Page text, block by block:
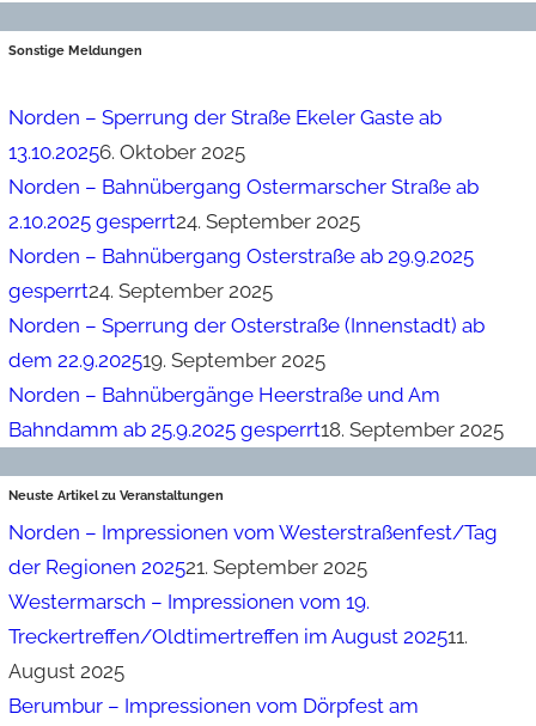
Sonstige Meldungen
Norden – Sperrung der Straße Ekeler Gaste ab
13.10.20256. Oktober 2025
Norden – Bahnübergang Ostermarscher Straße ab
2.10.2025 gesperrt24. September 2025
Norden – Bahnübergang Osterstraße ab 29.9.2025
gesperrt24. September 2025
Norden – Sperrung der Osterstraße (Innenstadt) ab
dem 22.9.202519. September 2025
Norden – Bahnübergänge Heerstraße und Am
Bahndamm ab 25.9.2025 gesperrt18. September 2025
Neuste Artikel zu Veranstaltungen
Norden – Impressionen vom Westerstraßenfest/Tag
der Regionen 202521. September 2025
Westermarsch – Impressionen vom 19.
Treckertreffen/Oldtimertreffen im August 202511.
August 2025
Berumbur – Impressionen vom Dörpfest am